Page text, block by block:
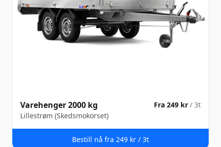
Varehenger 2000 kg Fra 249 kr / 3t
Lillestrøm (Skedsmokorset)
Bestill nå fra 249 kr / 3t